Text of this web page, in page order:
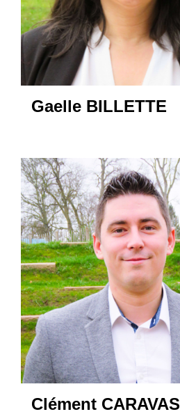
Gaelle BILLETTE
Clément CARAVAS